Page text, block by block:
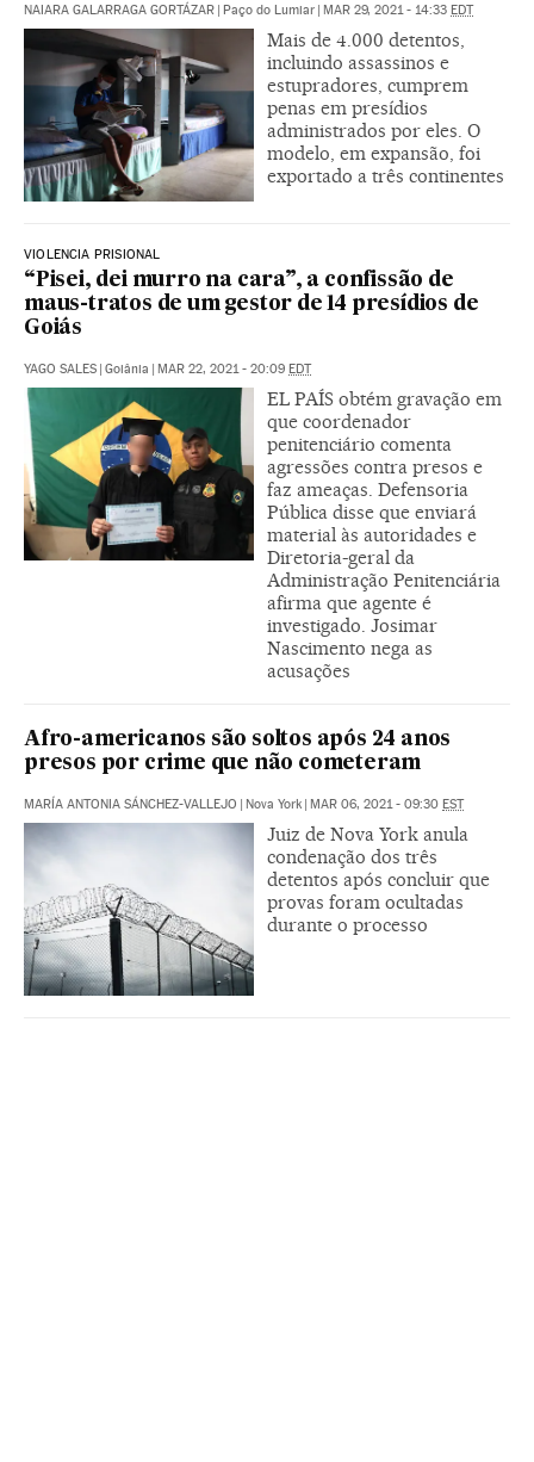
NAIARA GALARRAGA GORTÁZAR | Paço do Lumiar | MAR 29, 2021 - 14:33 EDT
Mais de 4.000 detentos,
incluindo assassinos e
estupradores, cumprem
penas em presídios
administrados por eles. O
modelo, em expansão, foi
exportado a três continentes
VIOLENCIA PRISIONAL
“Pisei, dei murro na cara”, a confissão de
maus-tratos de um gestor de 14 presídios de
Goiás
YAGO SALES | Goiânia | MAR 22, 2021 - 20:09 EDT
EL PAÍS obtém gravação em
que coordenador
penitenciário comenta
agressões contra presos e
faz ameaças. Defensoria
Pública disse que enviará
material às autoridades e
Diretoria-geral da
Administração Penitenciária
afirma que agente é
investigado. Josimar
Nascimento nega as
acusações
Afro-americanos são soltos após 24 anos
presos por crime que não cometeram
MARÍA ANTONIA SÁNCHEZ-VALLEJO | Nova York | MAR 06, 2021 - 09:30 EST
Juiz de Nova York anula
condenação dos três
detentos após concluir que
provas foram ocultadas
durante o processo